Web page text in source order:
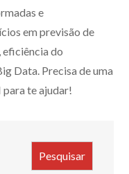
e
em previsão de
eficiência do
Data. Precisa de uma
para te ajudar!
Pesquisar